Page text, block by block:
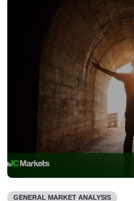
GENERAL MARKET ANALYSIS